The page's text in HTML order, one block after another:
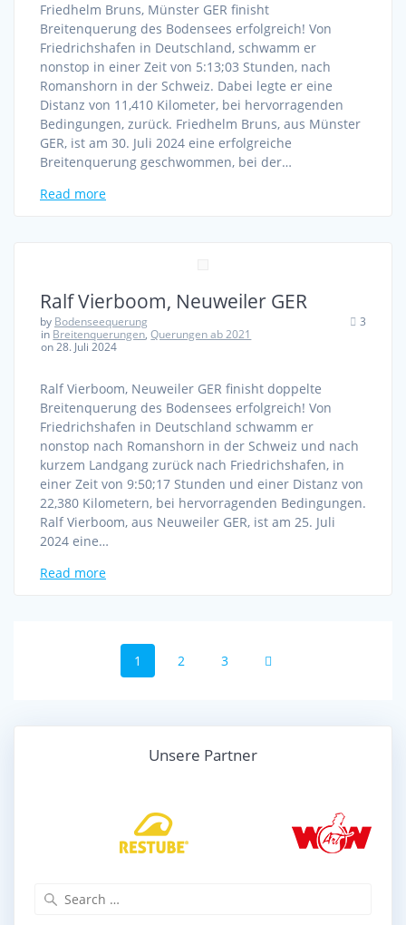
Friedhelm Bruns, Münster GER finisht
Breitenquerung des Bodensees erfolgreich! Von
Friedrichshafen in Deutschland, schwamm er
nonstop in einer Zeit von 5:13;03 Stunden, nach
Romanshorn in der Schweiz. Dabei legte er eine
Distanz von 11,410 Kilometer, bei hervorragenden
Bedingungen, zurück. Friedhelm Bruns, aus Münster
GER, ist am 30. Juli 2024 eine erfolgreiche
Breitenquerung geschwommen, bei der…
Read more
Ralf Vierboom, Neuweiler GER
by Bodenseequerung
in Breitenquerungen,Querungen ab 2021
on 28. Juli 2024
3
Ralf Vierboom, Neuweiler GER finisht doppelte
Breitenquerung des Bodensees erfolgreich! Von
Friedrichshafen in Deutschland schwamm er
nonstop nach Romanshorn in der Schweiz und nach
kurzem Landgang zurück nach Friedrichshafen, in
einer Zeit von 9:50;17 Stunden und einer Distanz von
22,380 Kilometern, bei hervorragenden Bedingungen.
Ralf Vierboom, aus Neuweiler GER, ist am 25. Juli
2024 eine…
Read more
navigation
Page
1 Page
2 Page
3
Unsere Partner